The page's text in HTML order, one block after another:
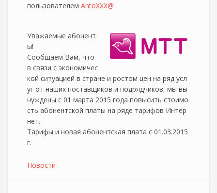
пользователем AntoXXX@
Уважаемые абонент
ы!
Сообщаем Вам, что
в связи с экономичес
кой ситуацией в стране и ростом цен на ряд усл
уг от наших поставщиков и подрядчиков, мы вы
нуждены с 01 марта 2015 года повысить стоимо
сть абонентской платы на ряде тарифов Интер
нет.
Тарифы и новая абонентская плата с 01.03.2015
г.
Новости